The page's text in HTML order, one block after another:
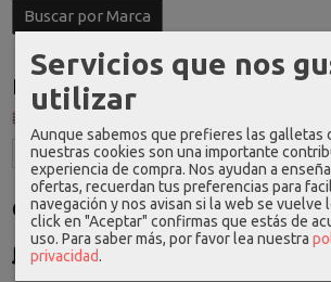
Idioma
Costes de Envío
GRATIS *
Consultar Destinos
Servicios que nos
utilizar
Aunque sabemos que prefieres las galletas
nuestras cookies son una importante
experiencia de compra. Nos ayudan a
ofertas, recuerdan tus preferencias para
navegación y nos avisan si la web se vuelve
click en "Aceptar" confirmas que estás de
uso. Para saber más, por favor lea nuestra
privacidad.